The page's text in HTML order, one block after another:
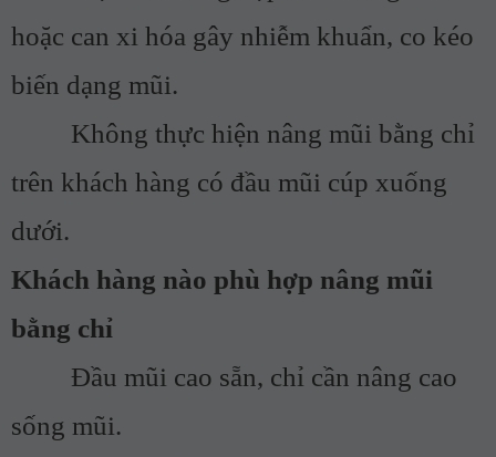
hoặc can xi hóa gây nhiễm khuẩn, co kéo
biến dạng mũi.
Không thực hiện nâng mũi bằng chỉ
trên khách hàng có đầu mũi cúp xuống
dưới.
Khách hàng nào phù hợp nâng mũi
bằng chỉ
Đầu mũi cao sẵn, chỉ cần nâng cao
sống mũi.